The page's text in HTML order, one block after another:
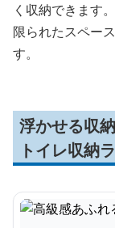
く収納できます。
限られたスペー
す。
浮かせる収
トイレ収納